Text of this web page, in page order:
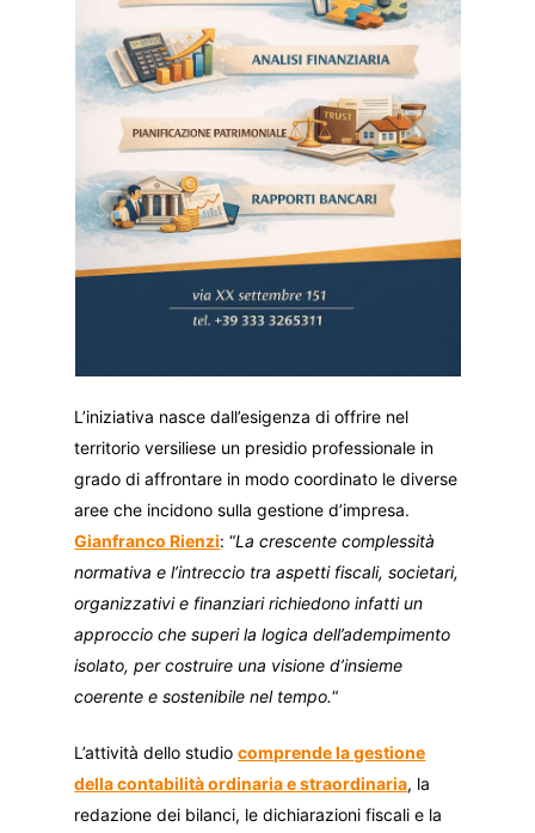
L’iniziativa nasce dall’esigenza di offrire nel
territorio versiliese un presidio professionale in
grado di affrontare in modo coordinato le diverse
aree che incidono sulla gestione d’impresa.
Gianfranco Rienzi: “La crescente complessità
normativa e l’intreccio tra aspetti fiscali, societari,
organizzativi e finanziari richiedono infatti un
approccio che superi la logica dell’adempimento
isolato, per costruire una visione d’insieme
coerente e sostenibile nel tempo.“
L’attività dello studiocomprende la gestione
della contabilità ordinaria e straordinaria, la
redazione dei bilanci, le dichiarazioni fiscali e la